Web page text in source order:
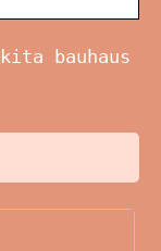
bauhaus